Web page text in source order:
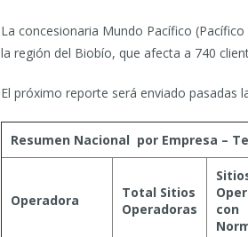
La concesionaria Mundo Pacífico
la región del Biobío, que afecta a 740
El próximo reporte será enviado pasadas
Resumen Nacional por Empresa –
Operadora
Total Sitios
Operadoras
con